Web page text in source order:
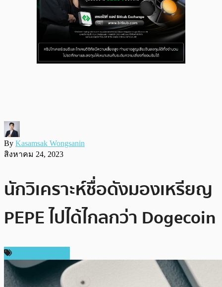
By Kasamsak Wongsanin
สิงหาคม 24, 2023
นักวิเคราะห์ชื่อดังมองเหรียญ
PEPE ไปได้ไกลกว่า Dogecoin